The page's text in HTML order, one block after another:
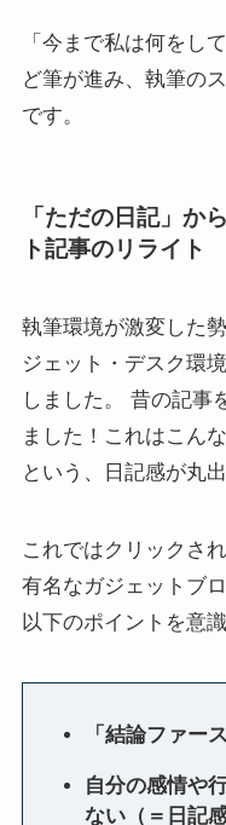
「今まで私は何をし
ど筆が進み、執筆の
です。
「ただの日記」か
ト記事のリライト
執筆環境が激変した
ジェット・デスク環
しました。 昔の記事
ました！これはこん
という、日記感が丸
これではクリックさ
有名なガジェットブ
以下のポイントを意
「結論ファー
自分の感情や
ない（＝日記